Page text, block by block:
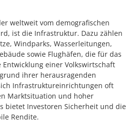
weltweit vom demografischen
ist die Infrastruktur. Dazu zählen
Windparks, Wasserleitungen,
sowie Flughäfen, die für das
einer Volkswirtschaft
ihrer herausragenden
Infrastruktureinrichtungen oft
Marktsituation und hoher
bietet Investoren Sicherheit und die
Rendite.